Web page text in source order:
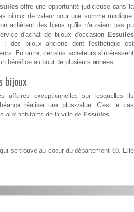
offre une opportunité judicieuse dans la
bijoux de valeur pour une somme modique.
achètent des biens qu'ils n'auraient pas pu
d'achat de bijoux d'occasion Essuiles
: des bijoux anciens dont l'esthétique est
En outre, certains acheteurs s'intéressent
bénéfice au bout de plusieurs années.
bijoux
affaires exceptionnelles sur lesquelles ils
réaliser une plus-value. C'est le cas
aux habitants de la ville de Essuiles
se trouve au coeur du département 60. Elle